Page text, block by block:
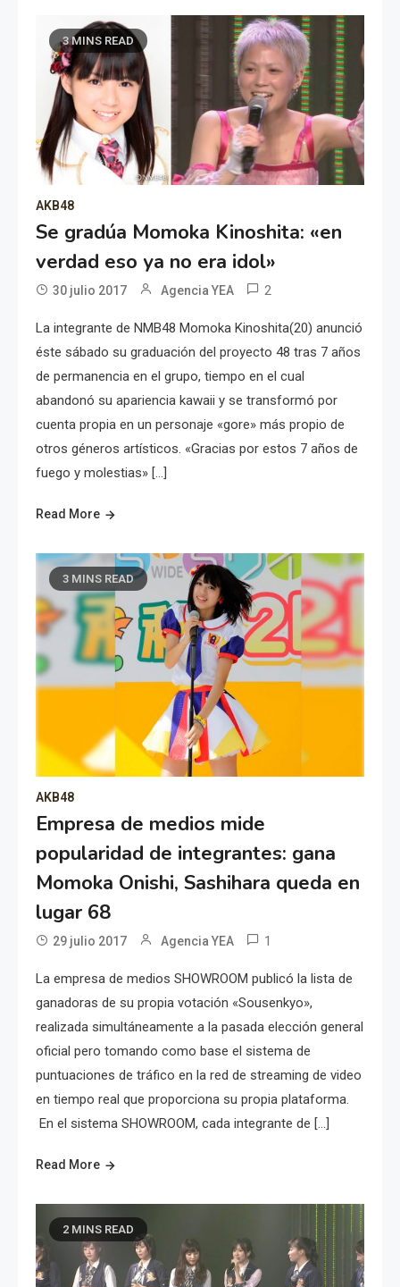
3 MINS READ
AKB48
Se gradúa Momoka Kinoshita: «en
verdad eso ya no era idol»
30 julio 2017 Agencia YEA 2
La integrante de NMB48 Momoka Kinoshita(20) anunció
éste sábado su graduación del proyecto 48 tras 7 años
de permanencia en el grupo, tiempo en el cual
abandonó su apariencia kawaii y se transformó por
cuenta propia en un personaje «gore» más propio de
otros géneros artísticos. «Gracias por estos 7 años de
fuego y molestias» […]
Read More
3 MINS READ
AKB48
Empresa de medios mide
popularidad de integrantes: gana
Momoka Onishi, Sashihara queda en
lugar 68
29 julio 2017 Agencia YEA 1
La empresa de medios SHOWROOM publicó la lista de
ganadoras de su propia votación «Sousenkyo»,
realizada simultáneamente a la pasada elección general
oficial pero tomando como base el sistema de
puntuaciones de tráfico en la red de streaming de video
en tiempo real que proporciona su propia plataforma.
En el sistema SHOWROOM, cada integrante de […]
Read More
2 MINS READ